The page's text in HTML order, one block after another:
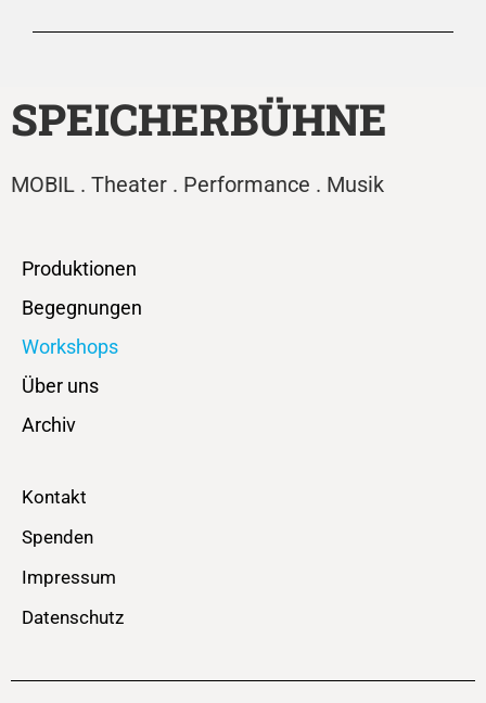
SPEICHERBÜHNE
MOBIL . Theater . Performance . Musik
Produktionen
Begegnungen
Workshops
Über uns
Archiv
Kontakt
Spenden
Impressum
Datenschutz